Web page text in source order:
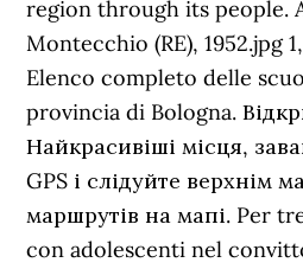
region through its people.
Montecchio (RE), 1952.jpg
Elenco completo delle
provincia di Bologna.
Найкрасивіші місця,
GPS і слідуйте верхнім
маршрутів на мапі. Per
con adolescenti nel